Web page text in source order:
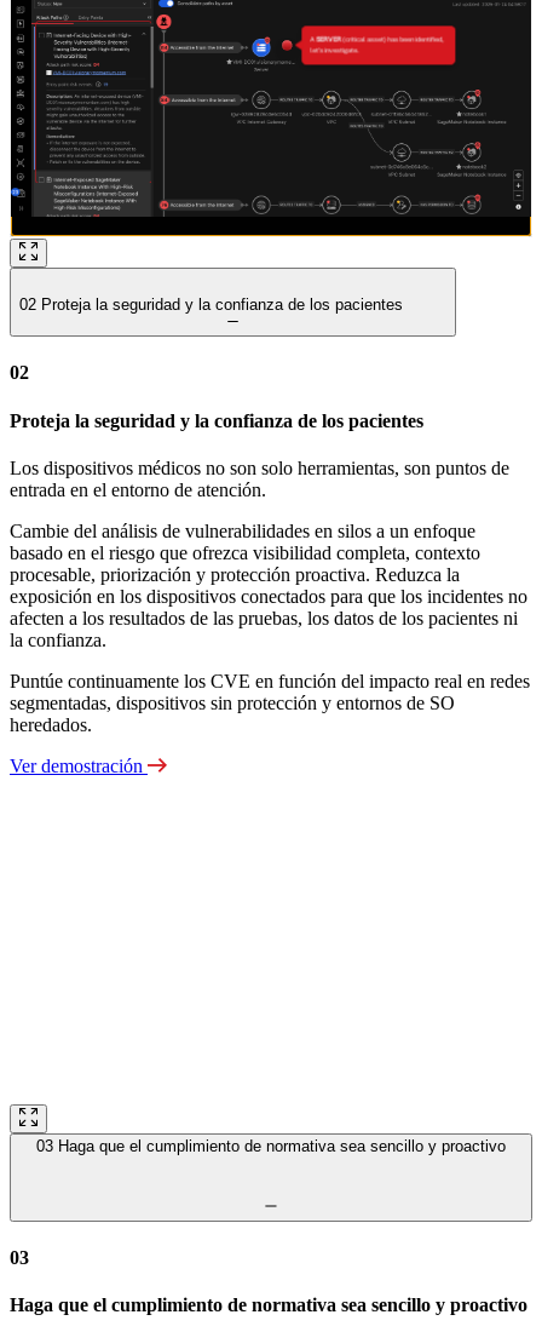
02 Proteja la seguridad y la confianza de los pacientes
02
Proteja la seguridad y la confianza de los pacientes
Los dispositivos médicos no son solo herramientas, son puntos de
entrada en el entorno de atención.
Cambie del análisis de vulnerabilidades en silos a un enfoque
basado en el riesgo que ofrezca visibilidad completa, contexto
procesable, priorización y protección proactiva. Reduzca la
exposición en los dispositivos conectados para que los incidentes no
afecten a los resultados de las pruebas, los datos de los pacientes ni
la confianza.
Puntúe continuamente los CVE en función del impacto real en redes
segmentadas, dispositivos sin protección y entornos de SO
heredados.
Ver demostración
03 Haga que el cumplimiento de normativa sea sencillo y proactivo
03
Haga que el cumplimiento de normativa sea sencillo y proactivo